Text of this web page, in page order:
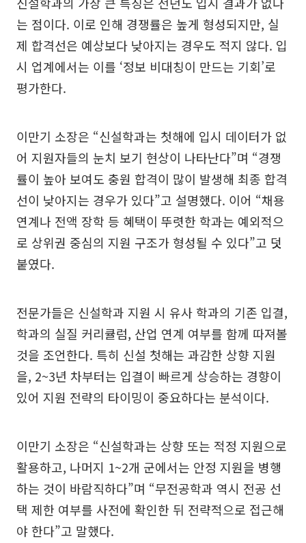
는 점이다. 이로 인해 경쟁률은 높게 형성되지만, 실
제 합격선은 예상보다 낮아지는 경우도 적지 않다. 입
시 업계에서는 이를 ‘정보 비대칭이 만드는 기회’로
평가한다.
이만기 소장은 “신설학과는 첫해에 입시 데이터가 없
어 지원자들의 눈치 보기 현상이 나타난다”며 “경쟁
률이 높아 보여도 충원 합격이 많이 발생해 최종 합격
선이 낮아지는 경우가 있다”고 설명했다. 이어 “채용
연계나 전액 장학 등 혜택이 뚜렷한 학과는 예외적으
로 상위권 중심의 지원 구조가 형성될 수 있다”고 덧
붙였다.
전문가들은 신설학과 지원 시 유사 학과의 기존 입결,
학과의 실질 커리큘럼, 산업 연계 여부를 함께 따져볼
것을 조언한다. 특히 신설 첫해는 과감한 상향 지원
을, 2~3년 차부터는 입결이 빠르게 상승하는 경향이
있어 지원 전략의 타이밍이 중요하다는 분석이다.
이만기 소장은 “신설학과는 상향 또는 적정 지원으로
활용하고, 나머지 1~2개 군에서는 안정 지원을 병행
하는 것이 바람직하다”며 “무전공학과 역시 전공 선
택 제한 여부를 사전에 확인한 뒤 전략적으로 접근해
야 한다”고 말했다.